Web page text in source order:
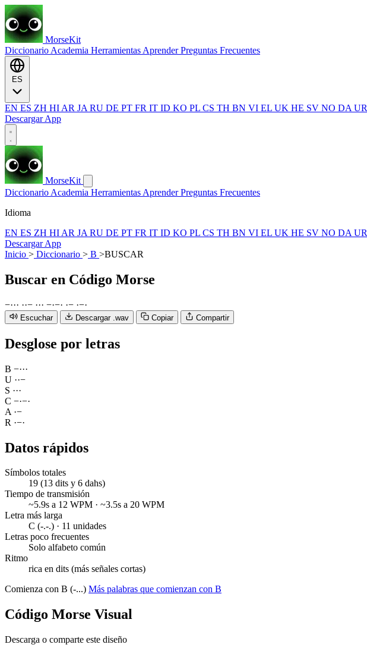
MorseKit
Diccionario Academia Herramientas AprenderPreguntas Frecuentes
EN ES ZH HI AR JA RU DE PT FR IT ID KO PL CS TH BN VI EL UK HE SV NO DA UR
Descargar App
MorseKit
Diccionario Academia Herramientas AprenderPreguntas Frecuentes
Idioma
EN ES ZH HI AR JA RU DE PT FR IT ID KO PL CS TH BN VI EL UK HE SV NO DA UR
Descargar App
Inicio > Diccionario > B >BUSCAR
Buscar en Código Morse
−··· ··− ··· −·−· ·− ·−·
Escuchar Descargar .wav Copiar Compartir
Desglose por letras
B −···
U ··−
S ···
C −·−·
A ·−
R ·−·
Datos rápidos
Símbolos totales
19 (13 dits y 6 dahs)
Tiempo de transmisión
~5.9s a 12 WPM · ~3.5s a 20 WPM
Letra más larga
C (-.-.) · 11 unidades
Letras poco frecuentes
Solo alfabeto común
Ritmo
rica en dits (más señales cortas)
Comienza con B (-...) Más palabras que comienzan con B
Código Morse Visual
Descarga o comparte este diseño